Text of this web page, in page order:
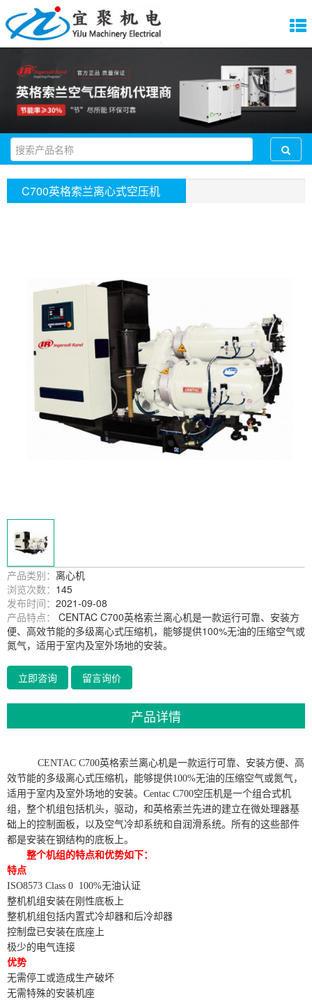
C700英格索兰离心式空压机
产品类别： 离心机
浏览次数： 145
发布时间： 2021-09-08
产品特点：
CENTAC C700英格索兰离心机是一款运行可靠、安装方
便、高效节能的多级离心式压缩机，能够提供100%无油的压缩空气或
氮气，适用于室内及室外场地的安装。
立即咨询 留言询价
产品详情
CENTAC C700英格索兰离心机是一款运行可靠、安装方便、高
效节能的多级离心式压缩机，能够提供100%无油的压缩空气或氮气，
适用于室内及室外场地的安装。Centac C700空压机是一个组合式机
组，整个机组包括机头，驱动，和英格索兰先进的建立在微处理器基
础上的控制面板，以及空气冷却系统和自润滑系统。所有的这些部件
都是安装在钢结构的底板上。
整个机组的特点和优势如下：
特点
ISO8573 Class 0 100%无油认证
整机机组安装在刚性底板上
整机机组包括内置式冷却器和后冷却器
控制盘已安装在底座上
极少的电气连接
优势
无需停工或造成生产破坏
无需特殊的安装机座